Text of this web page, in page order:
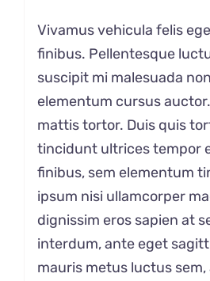
Vivamus vehicula felis
finibus. Pellentesque
suscipit mi malesuada
elementum cursus
mattis tortor. Duis quis
tincidunt ultrices tempor
finibus, sem elementum
ipsum nisi ullamcorper
dignissim eros sapien at
interdum, ante eget
mauris metus luctus